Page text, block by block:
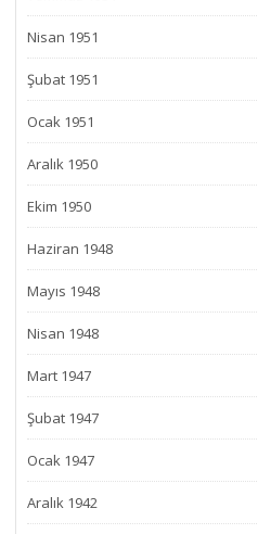
Nisan 1951
Şubat 1951
Ocak 1951
Aralık 1950
Ekim 1950
Haziran 1948
Mayıs 1948
Nisan 1948
Mart 1947
Şubat 1947
Ocak 1947
Aralık 1942